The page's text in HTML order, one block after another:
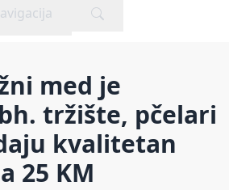
menu
med je
tržište, pčelari
kvalitetan
25 KM